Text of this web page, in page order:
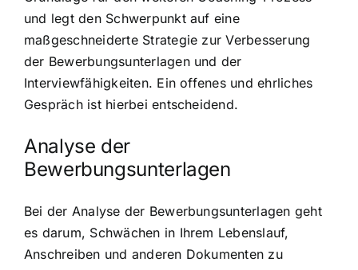
und legt den Schwerpunkt auf eine
maßgeschneiderte Strategie zur Verbesserung
der Bewerbungsunterlagen und der
Interviewfähigkeiten. Ein offenes und ehrliches
Gespräch ist hierbei entscheidend.
Analyse der
Bewerbungsunterlagen
Bei der Analyse der Bewerbungsunterlagen geht
es darum, Schwächen in Ihrem Lebenslauf,
Anschreiben und anderen Dokumenten zu